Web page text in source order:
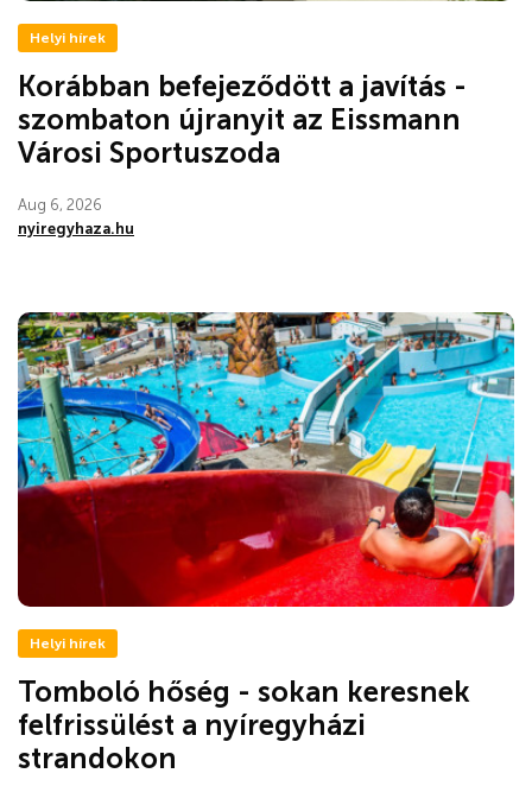
Helyi hírek
Korábban befejeződött a javítás -
szombaton újranyit az Eissmann
Városi Sportuszoda
Aug 6, 2026
nyiregyhaza.hu
Helyi hírek
Tomboló hőség - sokan keresnek
felfrissülést a nyíregyházi
strandokon